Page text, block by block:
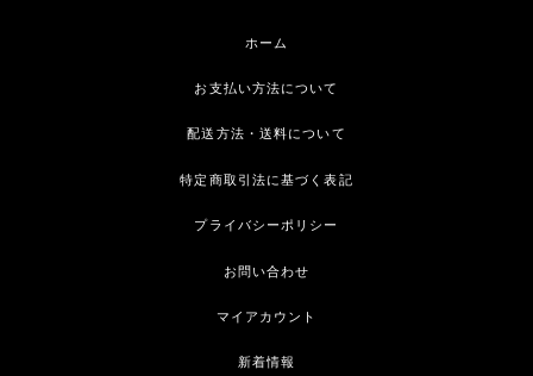
ホーム
お支払い方法について
配送方法・送料について
特定商取引法に基づく表記
プライバシーポリシー
お問い合わせ
マイアカウント
新着情報